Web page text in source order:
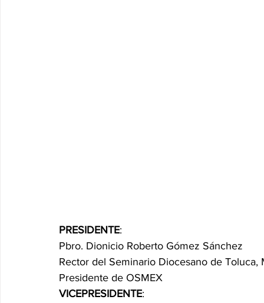
PRESIDENTE:
Pbro. Dionicio Roberto Gómez Sánchez
Rector del Seminario Diocesano de Toluca,
Presidente de OSMEX
VICEPRESIDENTE: